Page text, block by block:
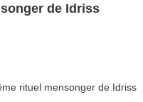
de Idriss